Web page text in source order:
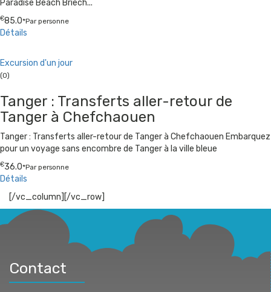
Paradise Beach Briech...
€85.0*Par personne
Détails
Excursion d'un jour
(0)
Tanger : Transferts aller-retour de
Tanger à Chefchaouen
Tanger : Transferts aller-retour de Tanger à Chefchaouen Embarquez
pour un voyage sans encombre de Tanger à la ville bleue
€36.0*Par personne
Détails
[/vc_column][/vc_row]
Contact